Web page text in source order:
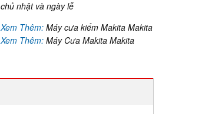
chủ nhật và ngày lễ
Xem Thêm: Máy cưa kiếm Makita Makita
Xem Thêm: Máy Cưa Makita Makita